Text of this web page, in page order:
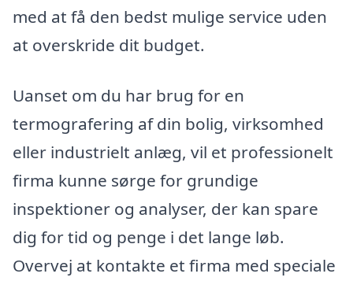
med at få den bedst mulige service uden
at overskride dit budget.
Uanset om du har brug for en
termografering af din bolig, virksomhed
eller industrielt anlæg, vil et professionelt
firma kunne sørge for grundige
inspektioner og analyser, der kan spare
dig for tid og penge i det lange løb.
Overvej at kontakte et firma med speciale